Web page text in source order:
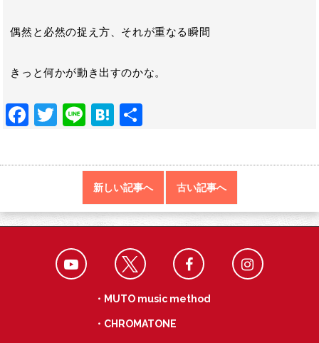
偶然と必然の捉え方、それが重なる瞬間
きっと何かが動き出すのかな。
F
e
o
o
T
itt
Li
e
H
e
n
a
新しい記事へ 古い記事へ
・MUTO music method
・CHROMATONE